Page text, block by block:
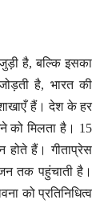
है, बल्कि इसका
है, भारत की
हैं। देश के हर
को मिलता है। 15
हैं। गीताप्रेस
तक पहुंचाती है।
को प्रतिनिधित्व